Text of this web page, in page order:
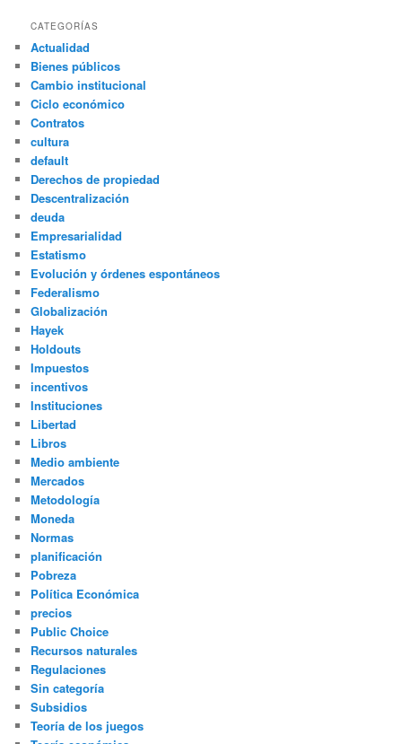
CATEGORÍAS
Actualidad
Bienes públicos
Cambio institucional
Ciclo económico
Contratos
cultura
default
Derechos de propiedad
Descentralización
deuda
Empresarialidad
Estatismo
Evolución y órdenes espontáneos
Federalismo
Globalización
Hayek
Holdouts
Impuestos
incentivos
Instituciones
Libertad
Libros
Medio ambiente
Mercados
Metodología
Moneda
Normas
planificación
Pobreza
Política Económica
precios
Public Choice
Recursos naturales
Regulaciones
Sin categoría
Subsidios
Teoría de los juegos